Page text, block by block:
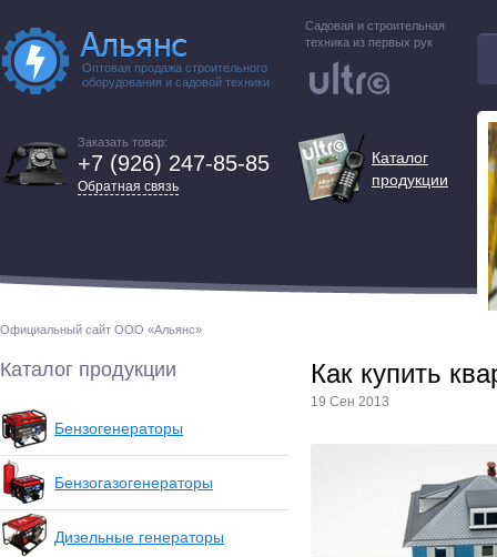
Оптовая продажа строительного
оборудования и садовой техники
Садовая и строительная
техника из первых рук
Заказать товар:
+7 (926) 247-85-85
Обратная связь
Каталог
продукции
Официальный сайт ООО «Альянс»
Каталог продукции
Бензогенераторы
Бензогазогенераторы
Дизельные генераторы
Как купить
19 Сен 2013